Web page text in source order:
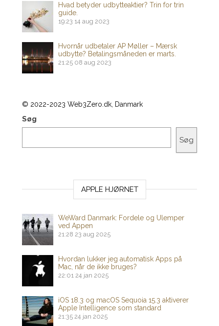
Hvad betyder udbytteaktier? Trin for trin
guide.
19:23 14 aug 2023
Hvornår udbetaler AP Møller – Mærsk
udbytte? Betalingsmåneden er marts.
21:25 08 aug 2023
© 2022-2023 Web3Zero.dk, Danmark
Søg
Søg
APPLE HJØRNET
WeWard Danmark: Fordele og Ulemper
ved Appen
21:28 23 aug 2025
Hvordan lukker jeg automatisk Apps på
Mac, når de ikke bruges?
22:01 24 jan 2025
iOS 18.3 og macOS Sequoia 15.3 aktiverer
Apple Intelligence som standard
21:35 24 jan 2025